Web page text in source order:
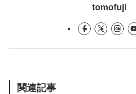
tomofuji
関連記事